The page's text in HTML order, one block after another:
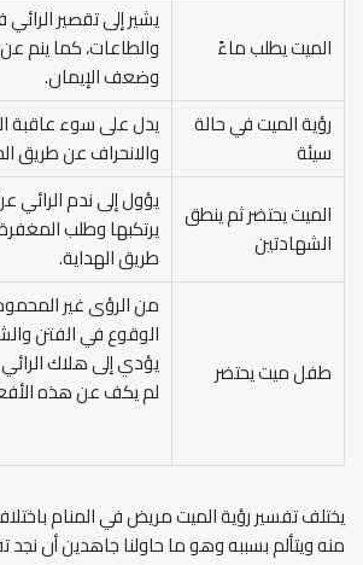
الميت يطلب ماءً
يشير إلى تقصير
والطاعات، كما ينم
وضعف الإيمان.
رؤية الميت في حالة
سيئة
يدل على سوء عاقبة
والانحراف عن طريق
الميت يحتضر ثم ينطق
الشهادتين
يؤول إلى ندم الرائي
يرتكبها وطلب
طريق الهداية.
طفل ميت يحتضر
من الرؤى غير
الوقوع في الفتن
يؤدي إلى هلاك
لم يكف عن هذه
يختلف تفسير رؤية الميت مريض في المنام
منه ويتألم بسببه وهو ما حاولنا جاهدين أن نجد